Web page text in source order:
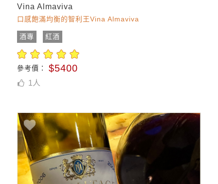
Vina Almaviva
口感飽滿均衡的智利王Vina Almaviva
酒專 紅酒
參考價： $5400
1 人